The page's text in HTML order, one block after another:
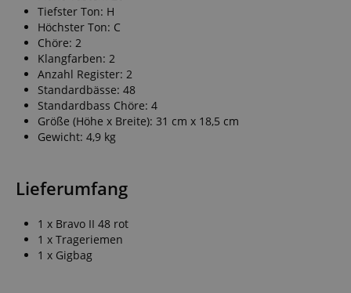
Tiefster Ton: H
Höchster Ton: C
Chöre: 2
Klangfarben: 2
Anzahl Register: 2
Standardbässe: 48
Standardbass Chöre: 4
Größe (Höhe x Breite): 31 cm x 18,5 cm
Gewicht: 4,9 kg
Lieferumfang
1 x Bravo II 48 rot
1 x Trageriemen
1 x Gigbag